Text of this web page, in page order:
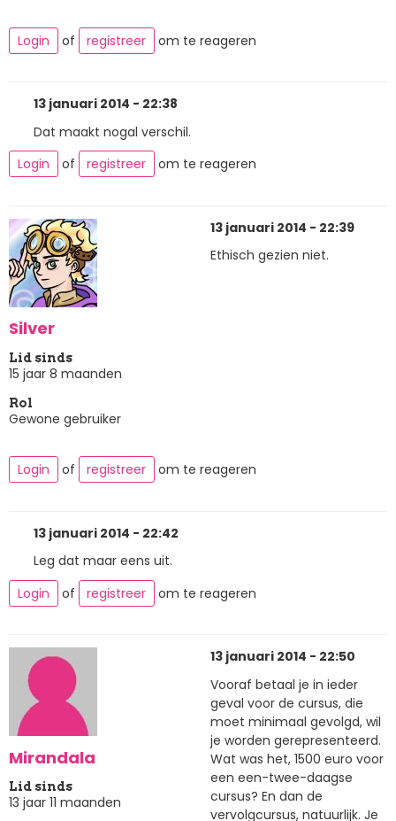
Login of registreer om te reageren
13 januari 2014 - 22:38
Dat maakt nogal verschil.
Login
of registreer om te reageren
Silver
Lid sinds
15 jaar 8 maanden
Rol
Gewone gebruiker
13 januari 2014 - 22:39
Ethisch gezien niet.
Login of registreer om te reageren
13 januari 2014 - 22:42
Leg dat maar eens uit.
Login
of registreer om te reageren
Mirandala
Lid sinds
13 jaar 11 maanden
13 januari 2014 - 22:50
Vooraf betaal je in ieder
geval voor de cursus, die
moet minimaal gevolgd, wil
je worden gerepresenteerd.
Wat was het, 1500 euro voor
een een-twee-daagse
cursus? En dan de
vervolgcursus, natuurlijk. Je